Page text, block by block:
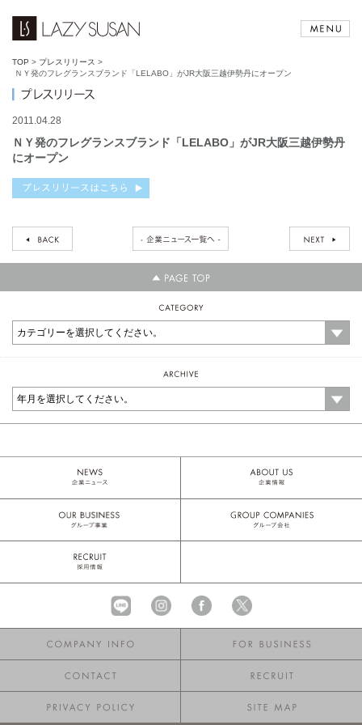
TOP > プレスリリース >
ＮＹ発のフレグランスブランド「LELABO」がJR大阪三越伊勢丹にオープン
2011.04.28
ＮＹ発のフレグランスブランド「LELABO」がJR大阪三越伊勢丹
にオープン